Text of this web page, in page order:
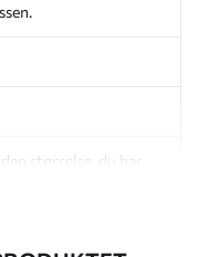
størrelse, du har